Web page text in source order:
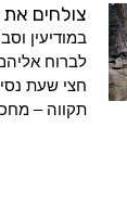
צולחים את
במודיעין
לברוח
חצי שעת
תקווה –